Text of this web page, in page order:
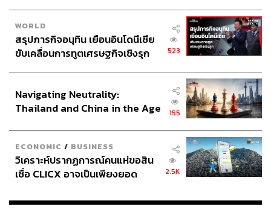
WORLD
สรุปภารกิจอนุทิน เยือนอินโดนีเซีย
ขับเคลื่อนการทูตเศรษฐกิจเชิงรุก
523
Navigating Neutrality:
Thailand and China in the Age
155
ECONOMIC / BUSINESS
วิเคราะห์ปรากฏการณ์คนแห่ขอสิน
เชื่อ CLICX อาจเป็นเพียงยอด
เรือนไทยที่ถูกซุกไว้
2.5K